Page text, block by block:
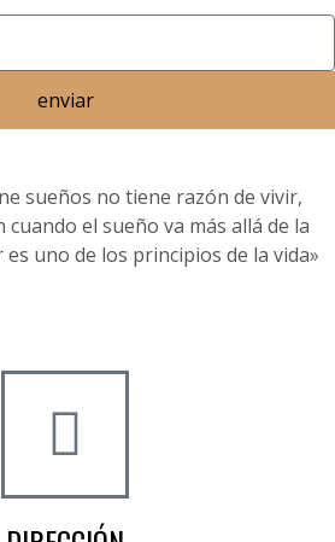
enviar
sueños no tiene razón de vivir,
el sueño va más allá de la
uno de los principios de la vida»